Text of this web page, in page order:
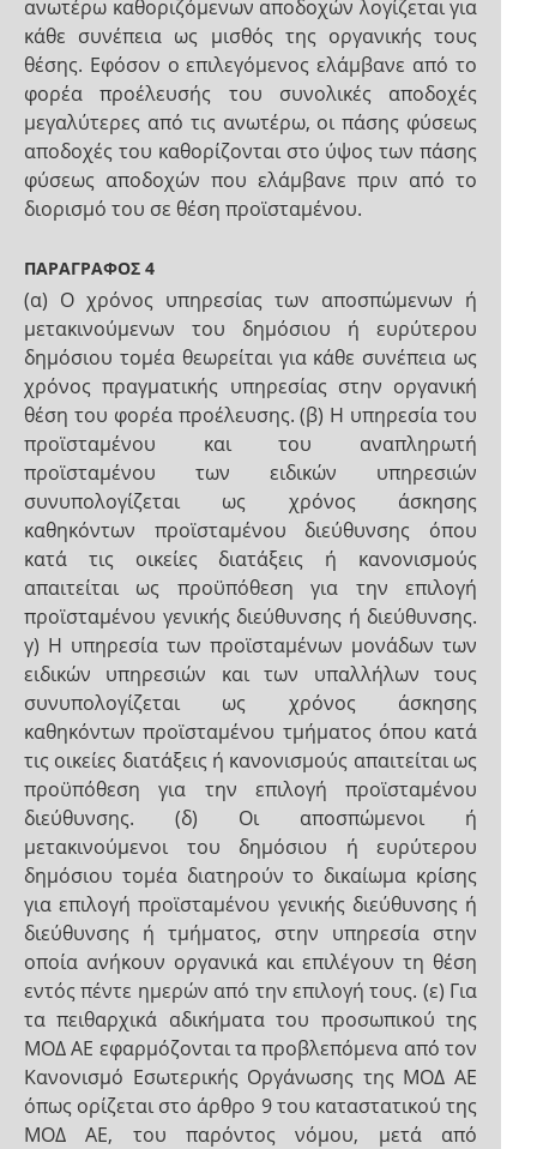
ανωτέρω καθοριζόμενων αποδοχών λογίζεται για
κάθε συνέπεια ως μισθός της οργανικής τους
θέσης. Εφόσον ο επιλεγόμενος ελάμβανε από το
φορέα προέλευσής του συνολικές αποδοχές
μεγαλύτερες από τις ανωτέρω, οι πάσης φύσεως
αποδοχές του καθορίζονται στο ύψος των πάσης
φύσεως αποδοχών που ελάμβανε πριν από το
διορισμό του σε θέση προϊσταμένου.
ΠΑΡΑΓΡΑΦΟΣ 4
(α) Ο χρόνος υπηρεσίας των αποσπώμενων ή
μετακινούμενων του δημόσιου ή ευρύτερου
δημόσιου τομέα θεωρείται για κάθε συνέπεια ως
χρόνος πραγματικής υπηρεσίας στην οργανική
θέση του φορέα προέλευσης. (β) Η υπηρεσία του
προϊσταμένου και του αναπληρωτή
προϊσταμένου των ειδικών υπηρεσιών
συνυπολογίζεται ως χρόνος άσκησης
καθηκόντων προϊσταμένου διεύθυνσης όπου
κατά τις οικείες διατάξεις ή κανονισμούς
απαιτείται ως προϋπόθεση για την επιλογή
προϊσταμένου γενικής διεύθυνσης ή διεύθυνσης.
γ) Η υπηρεσία των προϊσταμένων μονάδων των
ειδικών υπηρεσιών και των υπαλλήλων τους
συνυπολογίζεται ως χρόνος άσκησης
καθηκόντων προϊσταμένου τμήματος όπου κατά
τις οικείες διατάξεις ή κανονισμούς απαιτείται ως
προϋπόθεση για την επιλογή προϊσταμένου
διεύθυνσης. (δ) Οι αποσπώμενοι ή
μετακινούμενοι του δημόσιου ή ευρύτερου
δημόσιου τομέα διατηρούν το δικαίωμα κρίσης
για επιλογή προϊσταμένου γενικής διεύθυνσης ή
διεύθυνσης ή τμήματος, στην υπηρεσία στην
οποία ανήκουν οργανικά και επιλέγουν τη θέση
εντός πέντε ημερών από την επιλογή τους. (ε) Για
τα πειθαρχικά αδικήματα του προσωπικού της
ΜΟΔ ΑΕ εφαρμόζονται τα προβλεπόμενα από τον
Κανονισμό Εσωτερικής Οργάνωσης της ΜΟΔ ΑΕ
όπως ορίζεται στο άρθρο 9 του καταστατικού της
ΜΟΔ ΑΕ, του παρόντος νόμου, μετά από